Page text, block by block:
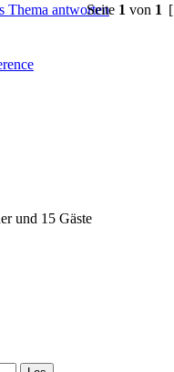
Seite 1 von 1
und 15 Gäste